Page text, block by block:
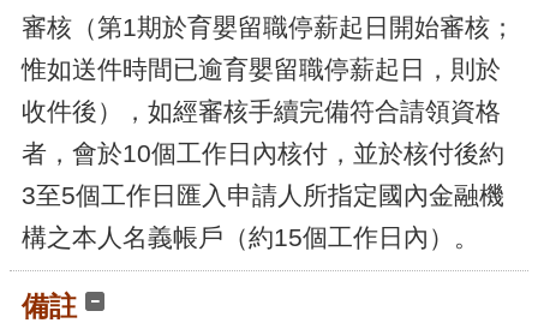
審核（第1期於育嬰留職停薪起日開始審核；
惟如送件時間已逾育嬰留職停薪起日，則於
收件後），如經審核手續完備符合請領資格
者，會於10個工作日內核付，並於核付後約
3至5個工作日匯入申請人所指定國內金融機
構之本人名義帳戶（約15個工作日內）。
備註